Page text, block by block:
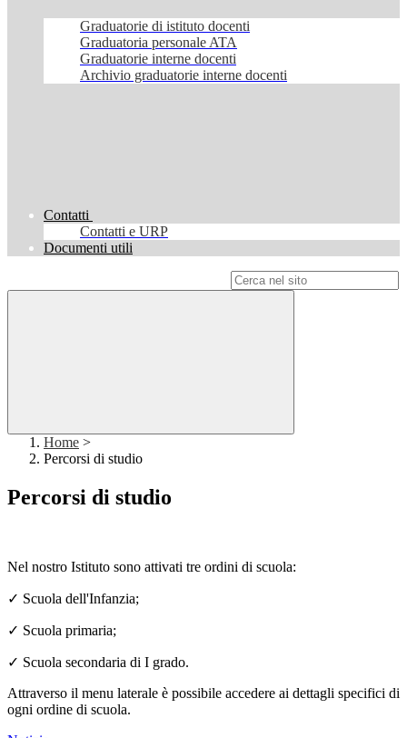
Graduatorie di istituto docenti
Graduatoria personale ATA
Graduatorie interne docenti
Archivio graduatorie interne docenti
Contatti
Contatti e URP
Documenti utili
Home >
Percorsi di studio
Percorsi di studio
Nel nostro Istituto sono attivati tre ordini di scuola:
✓ Scuola dell'Infanzia;
✓ Scuola primaria;
✓ Scuola secondaria di I grado.
Attraverso il menu laterale è possibile accedere ai dettagli specifici di
ogni ordine di scuola.